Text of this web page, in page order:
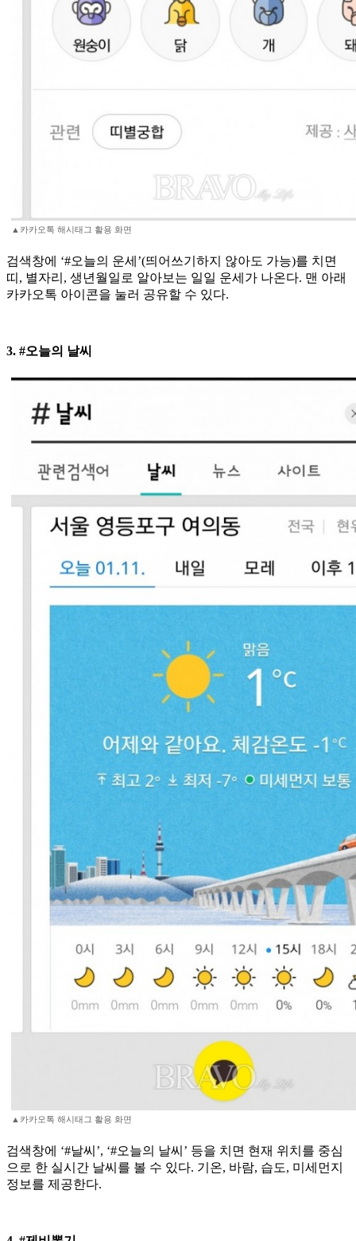
▲카카오톡 해시태그 활용 화면
검색창에 ‘#오늘의 운세’(띄어쓰기하지 않아도 가능)를 치면
띠, 별자리, 생년월일로 알아보는 일일 운세가 나온다. 맨 아래
카카오톡 아이콘을 눌러 공유할 수 있다.
3. #오늘의 날씨
▲카카오톡 해시태그 활용 화면
검색창에 ‘#날씨’, ‘#오늘의 날씨’ 등을 치면 현재 위치를 중심
으로 한 실시간 날씨를 볼 수 있다. 기온, 바람, 습도, 미세먼지
정보를 제공한다.